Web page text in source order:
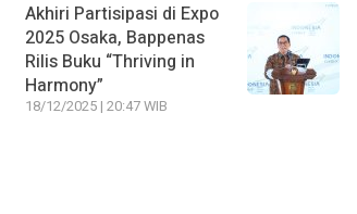
Akhiri Partisipasi di Expo
2025 Osaka, Bappenas
Rilis Buku “Thriving in
Harmony”
18/12/2025 | 20:47 WIB